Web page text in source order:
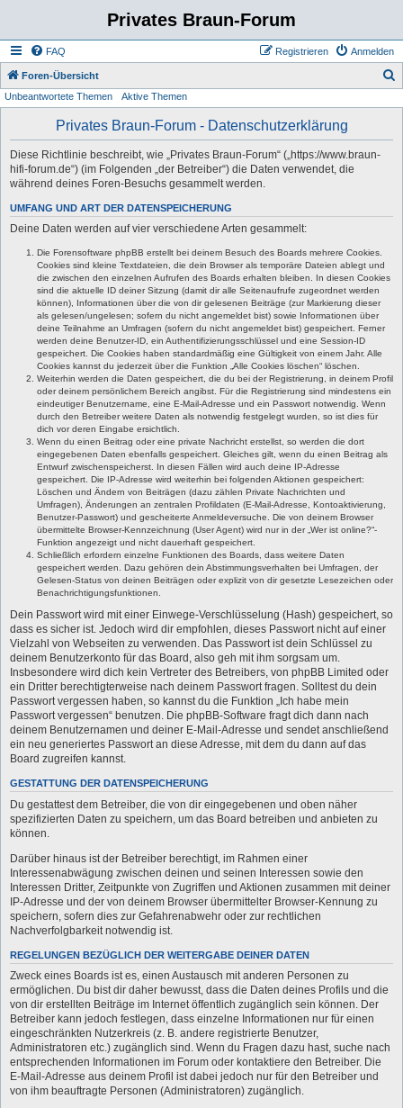
Privates Braun-Forum
FAQ Anmelden
Registrieren
Foren-Übersicht
Unbeantwortete Themen Aktive Themen
Privates Braun-Forum - Datenschutzerklärung
Diese Richtlinie beschreibt, wie „Privates Braun-Forum“ („https://www.braun-
hifi-forum.de“) (im Folgenden „der Betreiber“) die Daten verwendet, die
während deines Foren-Besuchs gesammelt werden.
UMFANG UND ART DER DATENSPEICHERUNG
Deine Daten werden auf vier verschiedene Arten gesammelt:
Die Forensoftware phpBB erstellt bei deinem Besuch des Boards mehrere Cookies.
Cookies sind kleine Textdateien, die dein Browser als temporäre Dateien ablegt und
die zwischen den einzelnen Aufrufen des Boards erhalten bleiben. In diesen Cookies
sind die aktuelle ID deiner Sitzung (damit dir alle Seitenaufrufe zugeordnet werden
können), Informationen über die von dir gelesenen Beiträge (zur Markierung dieser
als gelesen/ungelesen; sofern du nicht angemeldet bist) sowie Informationen über
deine Teilnahme an Umfragen (sofern du nicht angemeldet bist) gespeichert. Ferner
werden deine Benutzer-ID, ein Authentifizierungsschlüssel und eine Session-ID
gespeichert. Die Cookies haben standardmäßig eine Gültigkeit von einem Jahr. Alle
Cookies kannst du jederzeit über die Funktion „Alle Cookies löschen“ löschen.
Weiterhin werden die Daten gespeichert, die du bei der Registrierung, in deinem Profil
oder deinem persönlichem Bereich angibst. Für die Registrierung sind mindestens ein
eindeutiger Benutzername, eine E-Mail-Adresse und ein Passwort notwendig. Wenn
durch den Betreiber weitere Daten als notwendig festgelegt wurden, so ist dies für
dich vor deren Eingabe ersichtlich.
Wenn du einen Beitrag oder eine private Nachricht erstellst, so werden die dort
eingegebenen Daten ebenfalls gespeichert. Gleiches gilt, wenn du einen Beitrag als
Entwurf zwischenspeicherst. In diesen Fällen wird auch deine IP-Adresse
gespeichert. Die IP-Adresse wird weiterhin bei folgenden Aktionen gespeichert:
Löschen und Ändern von Beiträgen (dazu zählen Private Nachrichten und
Umfragen), Änderungen an zentralen Profildaten (E-Mail-Adresse, Kontoaktivierung,
Benutzer-Passwort) und gescheiterte Anmeldeversuche. Die von deinem Browser
übermittelte Browser-Kennzeichnung (User Agent) wird nur in der „Wer ist online?“-
Funktion angezeigt und nicht dauerhaft gespeichert.
Schließlich erfordern einzelne Funktionen des Boards, dass weitere Daten
gespeichert werden. Dazu gehören dein Abstimmungsverhalten bei Umfragen, der
Gelesen-Status von deinen Beiträgen oder explizit von dir gesetzte Lesezeichen oder
Benachrichtigungsfunktionen.
Dein Passwort wird mit einer Einwege-Verschlüsselung (Hash) gespeichert, so
dass es sicher ist. Jedoch wird dir empfohlen, dieses Passwort nicht auf einer
Vielzahl von Webseiten zu verwenden. Das Passwort ist dein Schlüssel zu
deinem Benutzerkonto für das Board, also geh mit ihm sorgsam um.
Insbesondere wird dich kein Vertreter des Betreibers, von phpBB Limited oder
ein Dritter berechtigterweise nach deinem Passwort fragen. Solltest du dein
Passwort vergessen haben, so kannst du die Funktion „Ich habe mein
Passwort vergessen“ benutzen. Die phpBB-Software fragt dich dann nach
deinem Benutzernamen und deiner E-Mail-Adresse und sendet anschließend
ein neu generiertes Passwort an diese Adresse, mit dem du dann auf das
Board zugreifen kannst.
GESTATTUNG DER DATENSPEICHERUNG
Du gestattest dem Betreiber, die von dir eingegebenen und oben näher
spezifizierten Daten zu speichern, um das Board betreiben und anbieten zu
können.
Darüber hinaus ist der Betreiber berechtigt, im Rahmen einer
Interessenabwägung zwischen deinen und seinen Interessen sowie den
Interessen Dritter, Zeitpunkte von Zugriffen und Aktionen zusammen mit deiner
IP-Adresse und der von deinem Browser übermittelter Browser-Kennung zu
speichern, sofern dies zur Gefahrenabwehr oder zur rechtlichen
Nachverfolgbarkeit notwendig ist.
REGELUNGEN BEZÜGLICH DER WEITERGABE DEINER DATEN
Zweck eines Boards ist es, einen Austausch mit anderen Personen zu
ermöglichen. Du bist dir daher bewusst, dass die Daten deines Profils und die
von dir erstellten Beiträge im Internet öffentlich zugänglich sein können. Der
Betreiber kann jedoch festlegen, dass einzelne Informationen nur für einen
eingeschränkten Nutzerkreis (z. B. andere registrierte Benutzer,
Administratoren etc.) zugänglich sind. Wenn du Fragen dazu hast, suche nach
entsprechenden Informationen im Forum oder kontaktiere den Betreiber. Die
E-Mail-Adresse aus deinem Profil ist dabei jedoch nur für den Betreiber und
von ihm beauftragte Personen (Administratoren) zugänglich.